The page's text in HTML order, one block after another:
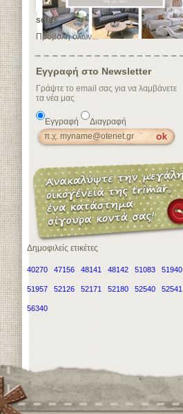
sofas
Προβολή όλων...
Εγγραφή στο Newsletter
Γράψτε το email σας για να λαμβάνετε
τα νέα μας
Εγγραφή Διαγραφή
Δημοφιλείς ετικέτες
40270 47156 48141 48142 51083 51940
51957 52126 52171 52180 52540 52541
56340